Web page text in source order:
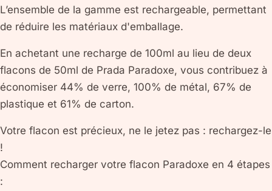
L’ensemble de la gamme est rechargeable, permettant
de réduire les matériaux d'emballage.
En achetant une recharge de 100ml au lieu de deux
flacons de 50ml de Prada Paradoxe, vous contribuez à
économiser 44% de verre, 100% de métal, 67% de
plastique et 61% de carton.
Votre flacon est précieux, ne le jetez pas : rechargez-le
!
Comment recharger votre flacon Paradoxe en 4 étapes
: